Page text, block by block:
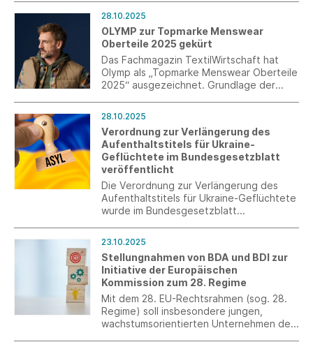
„Arbeitswege gestalten. Mobil in
ländlichen Räumen“ aus.
28.10.2025
OLYMP zur Topmarke Menswear
Oberteile 2025 gekürt
Das Fachmagazin TextilWirtschaft hat
Olymp als „Topmarke Menswear Oberteile
2025“ ausgezeichnet. Grundlage der
unter 32 zentralen Marken des deutschen
Männermode-Marktes geprüft wurde.
28.10.2025
Verordnung zur Verlängerung des
Aufenthaltstitels für Ukraine-
Geflüchtete im Bundesgesetzblatt
veröffentlicht
Die Verordnung zur Verlängerung des
Aufenthaltstitels für Ukraine-Geflüchtete
wurde im Bundesgesetzblatt
noch gültigen Aufenthaltserlaubnisse bis
zum 4. März 2027 fortgelten.
23.10.2025
Stellungnahmen von BDA und BDI zur
Initiative der Europäischen
Kommission zum 28. Regime
Mit dem 28. EU-Rechtsrahmen (sog. 28.
Regime) soll insbesondere jungen,
wachstumsorientierten Unternehmen der